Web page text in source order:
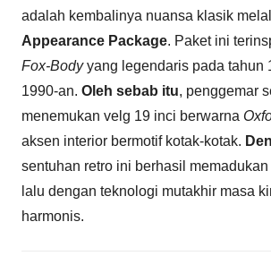
adalah kembalinya nuansa klasik
Appearance Package. Paket ini
Fox-Bodyyang legendaris pada tahun
1990-an. Oleh sebab itu, penggemar
menemukan velg 19 inci berwarna
aksen interior bermotif kotak-kotak.
sentuhan retro ini berhasil
lalu dengan teknologi mutakhir masa
harmonis.